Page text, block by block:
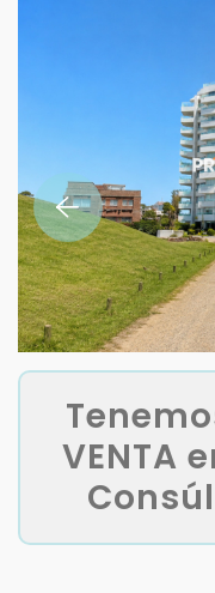
VENTA